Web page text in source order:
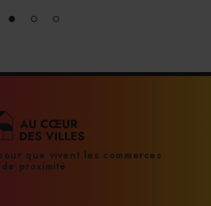
que vivent les commerces
de proximité